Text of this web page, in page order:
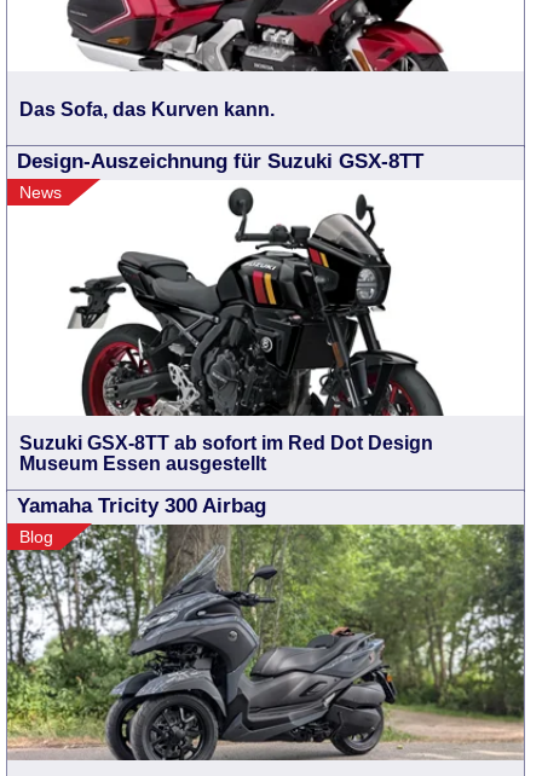
Das Sofa, das Kurven kann.
Design-Auszeichnung für Suzuki GSX-8TT
News
Suzuki GSX-8TT ab sofort im Red Dot Design
Museum Essen ausgestellt
Yamaha Tricity 300 Airbag
Blog